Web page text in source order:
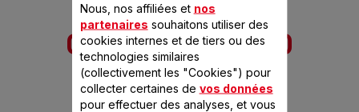
CONÇU POUR 10
PRODUIT(S)
Nous, nos affiliées et nos
partenaires souhaitons utiliser des
cookies internes et de tiers ou des
technologies similaires
(collectivement les "Cookies") pour
collecter certaines de vos données
pour effectuer des analyses, et vous